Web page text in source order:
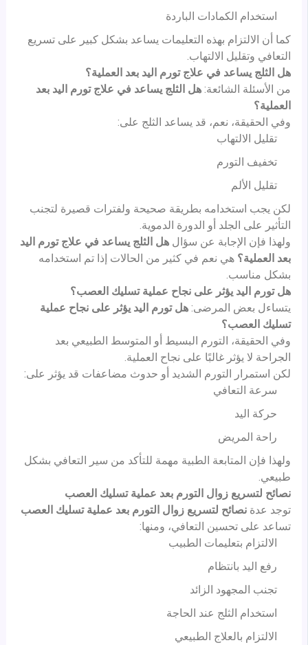
استخدام الكمادات الباردة
كما أن الالتزام بهذه التعليمات يساعد بشكل كبير على تسريع
التعافي وتقليل الالتهاب.
هل الثلج يساعد في علاج تورم اليد بعد العملية؟
من الأسئلة الشائعة:هل الثلج يساعد في علاج تورم اليد بعد
العملية؟
وفي الحقيقة، نعم، قد يساعد الثلج على:
تقليل الالتهاب
تخفيف التورم
تقليل الألم
لكن يجب استخدامه بطريقة صحيحة ولفترات قصيرة لتجنب
التأثير على الجلد أو الدورة الدموية.
ولهذا فإن الإجابة عن سؤالهل الثلج يساعد في علاج تورم اليد
بعد العملية؟ هي نعم في كثير من الحالات إذا تم استخدامه
بشكل مناسب.
هل تورم اليد يؤثر على نجاح عملية تسليك العصب؟
يتساءل بعض المرضى:هل تورم اليد يؤثر على نجاح عملية
تسليك العصب؟
وفي الحقيقة، التورم البسيط أو المتوسط الطبيعي بعد
الجراحة لا يؤثر غالبًا على نجاح العملية.
لكن استمرار التورم الشديد أو حدوث مضاعفات قد يؤثر على:
سرعة التعافي
حركة اليد
راحة المريض
ولهذا فإن المتابعة الطبية مهمة للتأكد من سير التعافي بشكل
طبيعي.
نصائح لتسريع زوال التورم بعد عملية تسليك العصب
توجد عدةنصائح لتسريع زوال التورم بعد عملية تسليك العصب
تساعد على تحسين التعافي، ومنها:
الالتزام بتعليمات الطبيب
رفع اليد بانتظام
تجنب المجهود الزائد
استخدام الثلج عند الحاجة
الالتزام بالعلاج الطبيعي